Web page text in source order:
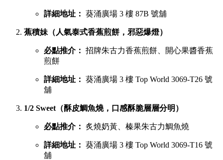
詳細地址： 葵涌廣場 3 樓 87B 號舖
蕉積妹（人氣泰式香蕉煎餅，邪惡爆燈）
必點推介： 招牌朱古力香蕉煎餅、開心果醬香蕉
煎餅
詳細地址： 葵涌廣場 3 樓 Top World 3069-T26 號
舖
1/2 Sweet（酥皮鯛魚燒，口感酥脆層層分明）
必點推介： 炙燒奶黃、榛果朱古力鯛魚燒
詳細地址： 葵涌廣場 3 樓 Top World 3069-T16 號
舖